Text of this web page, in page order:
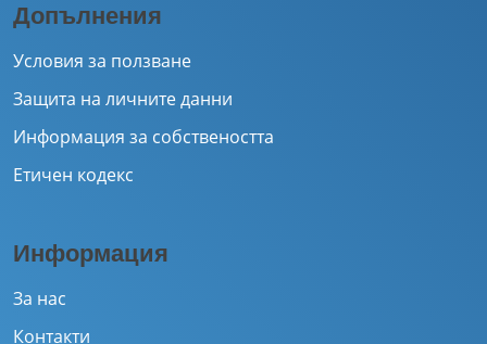
Допълнения
Условия за ползване
Защита на личните данни
Информация за собствеността
Етичен кодекс
Информация
За нас
Контакти